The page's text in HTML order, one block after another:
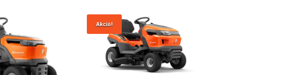
Akció!